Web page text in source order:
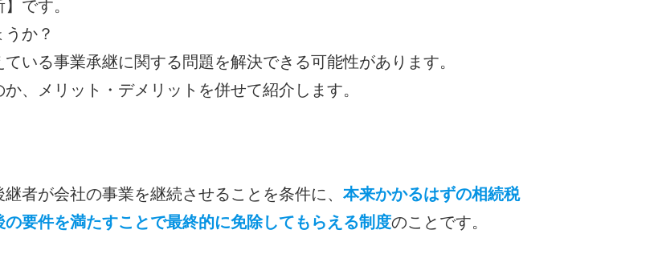
です。
か？
いる事業承継に関する問題を解決できる可能性があります。
、メリット・デメリットを併せて紹介します。
者が会社の事業を継続させることを条件に、 本来かかるはずの相続税
要件を満たすことで最終的に免除してもらえる制度のことです。